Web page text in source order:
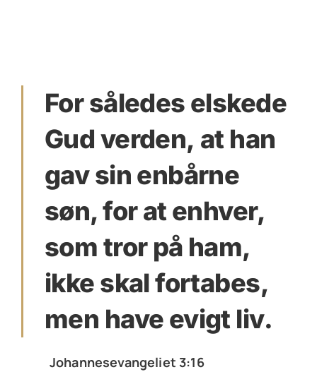
For således elskede
Gud verden, at han
gav sin enbårne
søn, for at enhver,
som tror på ham,
ikke skal fortabes,
men have evigt liv.
Johannesevangeliet 3:16